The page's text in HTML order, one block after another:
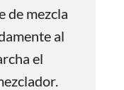
de mezcla
al
el